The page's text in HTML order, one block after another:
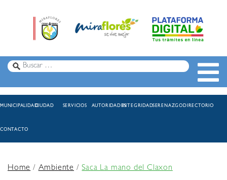
MUNICIPALIDADCIUDAD SERVICIOS AUTORIDADESINTEGRIDADSERENAZGODIRECTORIO
CONTACTO
Home/Ambiente /Saca La mano del Claxon